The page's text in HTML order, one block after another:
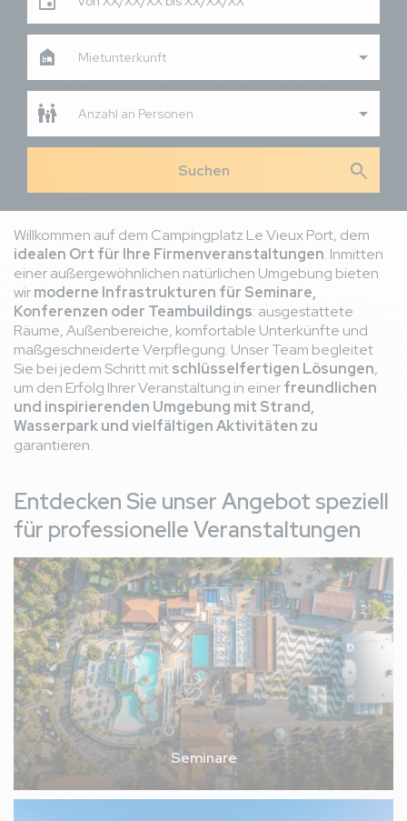
Mietunterkunft
Anzahl an Personen
search
Willkommen auf dem Campingplatz Le Vieux Port, dem
idealen Ort für Ihre Firmenveranstaltungen. Inmitten
einer außergewöhnlichen natürlichen Umgebung bieten
wirmoderne Infrastrukturen für Seminare,
Konferenzen oder Teambuildings: ausgestattete
Räume, Außenbereiche, komfortable Unterkünfte und
maßgeschneiderte Verpflegung. Unser Team begleitet
Sie bei jedem Schritt mitschlüsselfertigen Lösungen,
um den Erfolg Ihrer Veranstaltung in einerfreundlichen
und inspirierenden Umgebung mit Strand,
Wasserpark und vielfältigen Aktivitäten zu
garantieren.
Entdecken Sie unser Angebot speziell
für professionelle Veranstaltungen
Seminare